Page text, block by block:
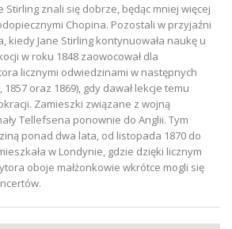
Stirling znali się dobrze, będąc mniej więcej
Chopina. Pozostali w przyjaźni
kiedy Jane Stirling kontynuowała naukę u
w roku 1848 zaowocował dla
licznymi odwiedzinami w następnych
1857 oraz 1869), gdy dawał lekcje temu
Zamieszki związane z wojną
Tellefsena ponownie do Anglii. Tym
ponad dwa lata, od listopada 1870 do
w Londynie, gdzie dzięki licznym
oboje małżonkowie wkrótce mogli się